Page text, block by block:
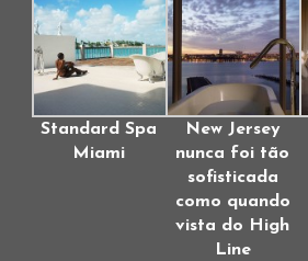
Standard Spa
Miami
New Jersey
nunca foi tão
sofisticada
como quando
vista do High
Line